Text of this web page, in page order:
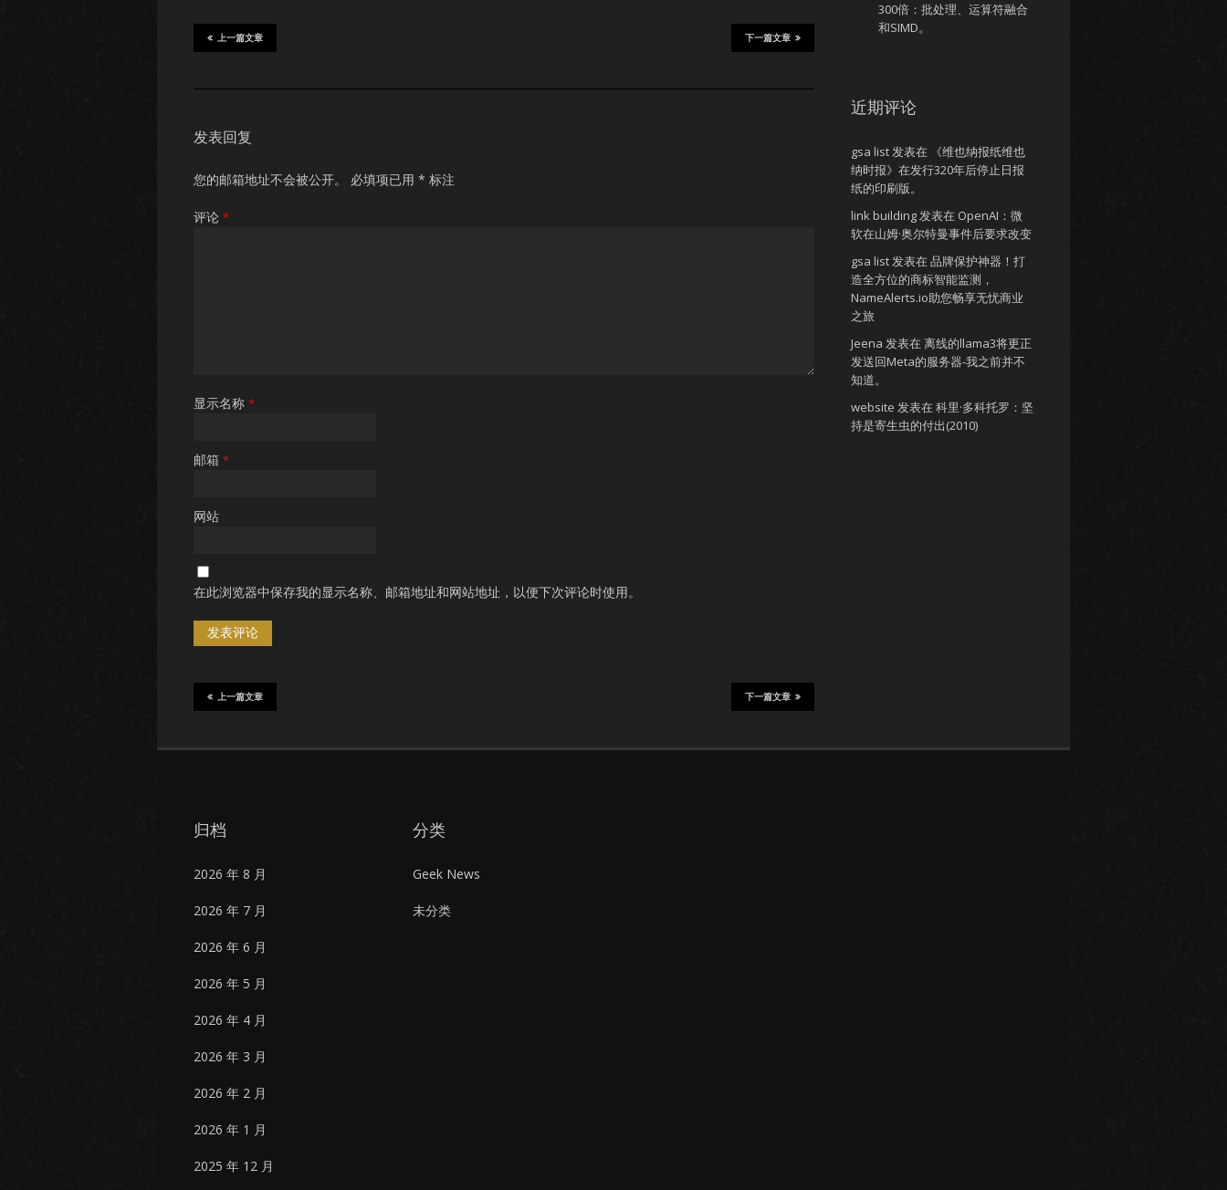
下一篇文章
上一篇文章
发表回复
您的邮箱地址不会被公开。 必填项已用 * 标注
评论 *
显示名称 *
邮箱 *
网站
在此浏览器中保存我的显示名称、邮箱地址和网站地址，以便下次评论时使用。
下一篇文章
上一篇文章
300倍：批处理、运算符融合
和SIMD。
近期评论
gsa list发表在
《维也纳报纸维也
纳时报》在发行320年后停止日报
纸的印刷版。
link building发表在 OpenAI：微
软在山姆·奥尔特曼事件后要求改变
gsa list发表在 品牌保护神器！打
造全方位的商标智能监测，
NameAlerts.io助您畅享无忧商业
之旅
Jeena 发表在 离线的llama3将更正
发送回Meta的服务器-我之前并不
知道。
website 发表在 科里·多科托罗：坚
持是寄生虫的付出(2010)
归档
2026 年 8 月
2026 年 7 月
2026 年 6 月
2026 年 5 月
2026 年 4 月
2026 年 3 月
2026 年 2 月
2026 年 1 月
2025 年 12 月
分类
Geek News
未分类